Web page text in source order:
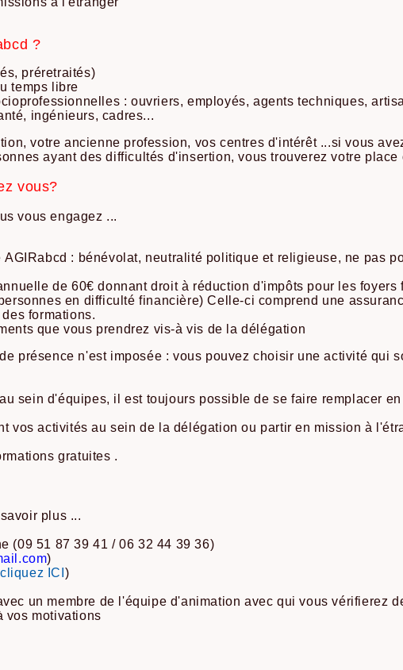
?
préretraités)
temps libre
: ouvriers, employés, agents techniques,
ingénieurs, cadres...
votre ancienne profession, vos centres d'intérêt ...si vous
ayant des difficultés d'insertion, vous trouverez votre place
vous?
vous engagez ...
AGIRabcd : bénévolat, neutralité politique et religieuse, ne pas
de 60€ donnant droit à réduction d'impôts pour les
en difficulté financière) Celle-ci comprend une
formations.
que vous prendrez vis-à vis de la délégation
présence n'est imposée : vous pouvez choisir une activité qui
sein d'équipes, il est toujours possible de se faire remplacer
vos activités au sein de la délégation ou partir en mission à
gratuites .
plus ...
(09 51 87 39 41 / 06 32 44 39 36)
)
cliquez ICI )
un membre de l'équipe d'animation avec qui vous vérifierez
vos motivations